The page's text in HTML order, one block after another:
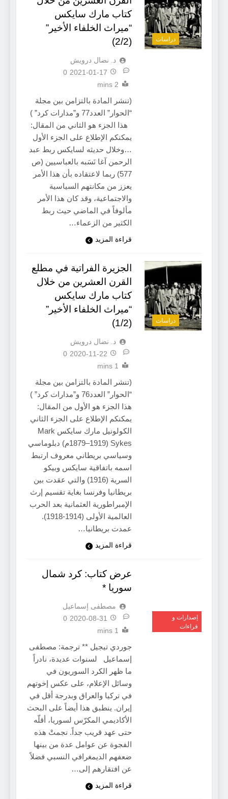
دراسات
كتاب مارك سايكس
“ميراث الخلفاء الأخير”
(2/2)
د. نضال درويش
2021-01-17
0
2 mins
(تنشر المادة بالتزامن بين مجلة
“الحوار” العدد77 و”مدارات كرد” )
هذا الجزء هو الثاني من المقال:
يمكنكم الإطلاع على الجزء الأول
…وخلال حديثه لسايكس ربط عبد
الرحمن آغا نَسَبه بالعباسيين (ص
577) ربما لاعتقاده بأن هذا الأمر
يعزز من مكانتهم السياسية
والاجتماعية، وقد كان هذا الأمر
مألوفاً في الماضي حيث ربط
الكثير من الزعماء…
قراءة المزيد
دراسات
الجزيرة الفراتية في مطلع
القرن العشرين من خلال
كتاب مارك سايكس
“ميراث الخلفاء الأخير”
(1/2)
د. نضال درويش
2020-11-22
0
1 mins
(تنشر المادة بالتزامن بين مجلة
“الحوار” العدد76 و”مدارات كرد” )
هذا الجزء هو الأول من المقال:
يمكنكم الإطلاع على الجزء الثاني
الكولونيل مارك سايكس Mark
Sykes (1879–1919م) دبلوماسي
وسياسي بريطاني معروف ارتبط
اسمه باتفاقية سايكس وبيكو
السرية (1916) والتي عقدت بين
بريطانيا وفرنسا بغاية تقسيم إرث
الإمبراطورية العثمانية بعد الحرب
العالمية الأولى (1914-1918).
عمدت بريطانيا…
قراءة المزيد
إصدارات و
قراءات
عرض كتاب: كرد شمال
سوريا *
مصطفى إسماعيل
2020-08-31
0
1 mins
جوردي تيجيل ** ترجمة: مصطفى
إسماعيل لسنوات عديدة، نادراً
ما ظهر الكرد السوريون في
وسائل الإعلام، على عكس إخوتهم
في تركيا والعراق وبدرجة أقل في
إيران. ينطبق هذا أيضاً على البحث
الأكاديمي المكرّس لسوريا، أقلّه
حتى عهد قريب جداً. نجمتْ هذه
الفجوة عن عوامل عدة من بينها
ضعفهم الديمغرافي النسبي فضلاً
عن افتقارهم إلى…
قراءة المزيد